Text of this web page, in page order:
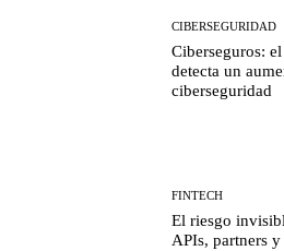
CIBERSEGURIDAD
Ciberseguros:
detecta un
ciberseguridad
FINTECH
El riesgo
APIs, partners